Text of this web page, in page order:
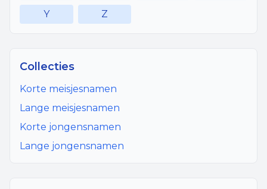
Y Z
Collecties
Korte meisjesnamen
Lange meisjesnamen
Korte jongensnamen
Lange jongensnamen